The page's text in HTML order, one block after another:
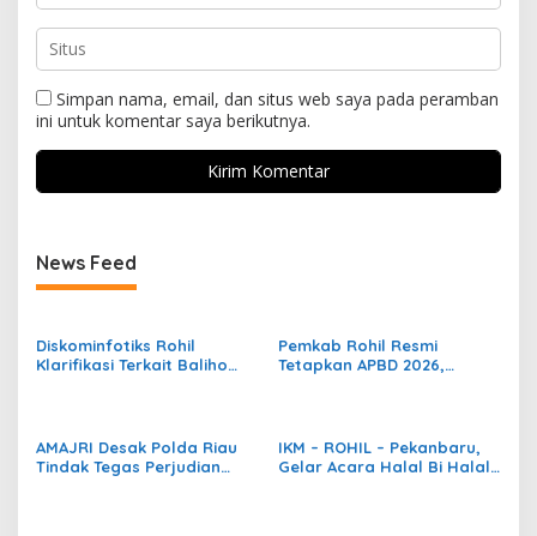
Simpan nama, email, dan situs web saya pada peramban
ini untuk komentar saya berikutnya.
News Feed
Diskominfotiks Rohil
Klarifikasi Terkait Baliho
Pemkab Rohil Resmi
Tetapkan APBD 2026,
AMAJRI Desak Polda Riau
Tindak Tegas Perjudian
IKM – ROHIL – Pekanbaru,
Gelar Acara Halal Bi Halal